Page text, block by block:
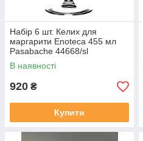
Набір 6 шт. Келих для
маргарити Enoteca 455 мл
Pasabache 44668/sl
В наявності
920 ₴
Купити